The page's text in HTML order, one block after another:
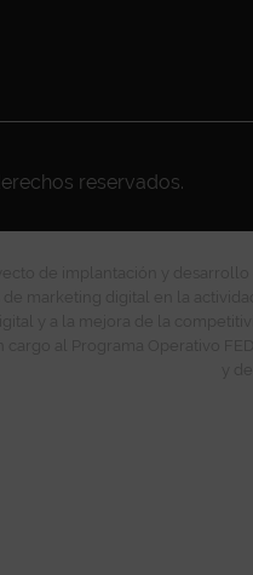
reservados.